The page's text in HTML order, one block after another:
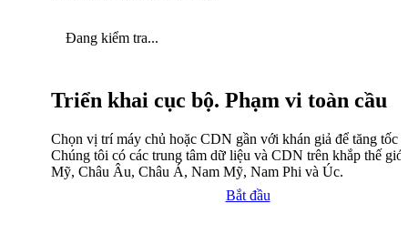
Đang kiểm tra...
Triển khai cục bộ. Phạm vi toàn cầu
Chọn vị trí máy chủ hoặc CDN gần với khán giả để tăng tốc
Chúng tôi có các trung tâm dữ liệu và CDN trên khắp thế
Mỹ, Châu Âu, Châu Á, Nam Mỹ, Nam Phi và Úc.
Bắt đầu